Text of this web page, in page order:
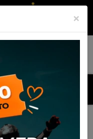
Bota Sidi Crossair X
×